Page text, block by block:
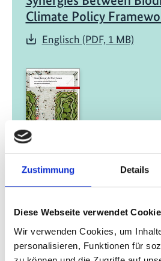
Zustimmung Details
Diese Webseite verwendet
Wir verwenden Cookies, um
personalisieren, Funktionen für
Climate Policy
Englisch (PDF, 1 MB)
Green Recovery for
Finanzpolitische
nachhaltige, inklusive
English (externer Link)